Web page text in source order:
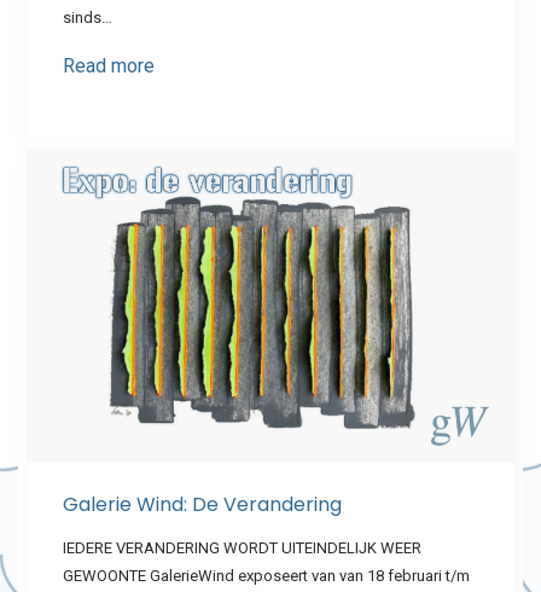
sinds…
Read more
Galerie Wind: De Verandering
IEDERE VERANDERING WORDT UITEINDELIJK WEER
GEWOONTE GalerieWind exposeert van van 18 februari t/m